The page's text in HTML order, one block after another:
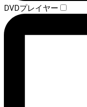
DVDプレイヤー